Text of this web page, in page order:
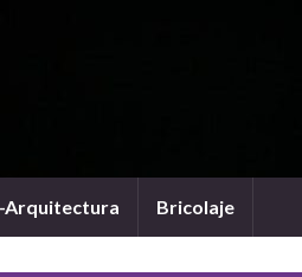
Arquitectura Bricolaje